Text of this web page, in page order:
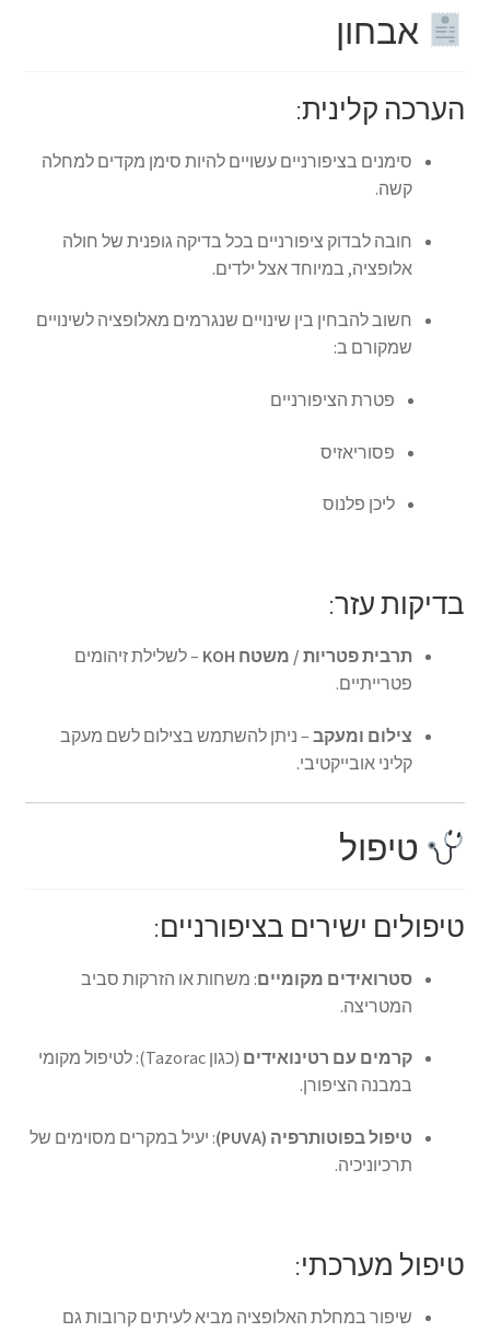
אבחון
הערכה קלינית:
סימנים בציפורניים עשויים להיות סימן מקדים למחלה
קשה.
חובה לבדוק ציפורניים בכל בדיקה גופנית של חולה
אלופציה, במיוחד אצל ילדים.
חשוב להבחין בין שינויים שנגרמים מאלופציה לשינויים
שמקורם ב:
פטרת הציפורניים
פסוריאזיס
ליכן פלנוס
בדיקות עזר:
תרבית פטריות / משטח KOH
– לשלילת זיהומים
פטרייתיים.
צילום ומעקב– ניתן להשתמש בצילום לשם מעקב
קליני אובייקטיבי.
טיפול
טיפולים ישירים בציפורניים:
סטרואידים מקומיים: משחות או הזרקות סביב
המטריצה.
קרמים עם רטינואידים
(כגון Tazorac): לטיפול מקומי
במבנה הציפורן.
טיפול בפוטותרפיה (PUVA)
: יעיל במקרים מסוימים של
תרכיוניכיה.
טיפול מערכתי:
שיפור במחלת האלופציה מביא לעיתים קרובות גם